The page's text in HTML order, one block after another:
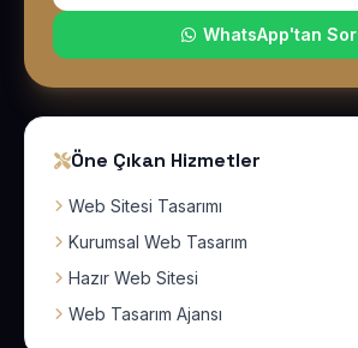
WhatsApp'tan Sor
Öne Çıkan Hizmetler
Web Sitesi Tasarımı
Kurumsal Web Tasarım
Hazır Web Sitesi
Web Tasarım Ajansı